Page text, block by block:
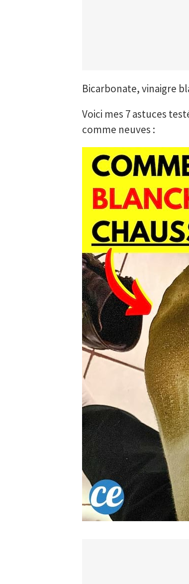
Bicarbonate, vinaigre
Voici mes 7 astuces
comme neuves :